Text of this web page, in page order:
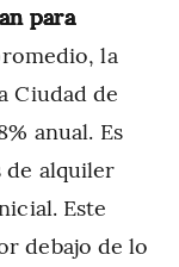
para
la
Ciudad de
anual. Es
de alquiler
Este
debajo de lo